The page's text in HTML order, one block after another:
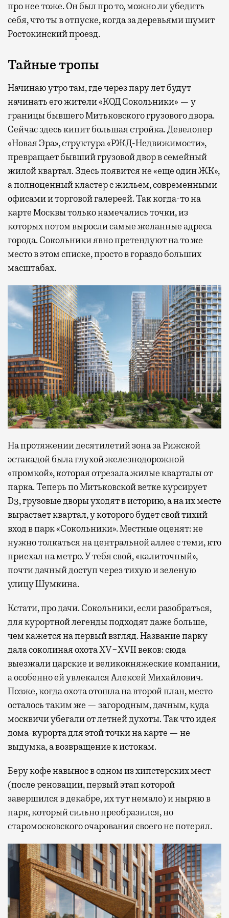
про нее тоже. Он был про то, можно ли убедить
себя, что ты в отпуске, когда за деревьями шумит
Ростокинский проезд.
Тайные тропы
Начинаю утро там, где через пару лет будут
начинать его жители «КОД Сокольники» — у
границы бывшего Митьковского грузового двора.
Сейчас здесь кипит большая стройка. Девелопер
«Новая Эра», структура «РЖД-Недвижимости»,
превращает бывший грузовой двор в семейный
жилой квартал. Здесь появится не «еще один ЖК»,
а полноценный кластер с жильем, современными
офисами и торговой галереей. Так когда-то на
карте Москвы только намечались точки, из
которых потом выросли самые желанные адреса
города. Сокольники явно претендуют на то же
место в этом списке, просто в гораздо больших
масштабах.
На протяжении десятилетий зона за Рижской
эстакадой была глухой железнодорожной
«промкой», которая отрезала жилые кварталы от
парка. Теперь по Митьковской ветке курсирует
D3, грузовые дворы уходят в историю, а на их месте
вырастает квартал, у которого будет свой тихий
вход в парк «Сокольники». Местные оценят: не
нужно толкаться на центральной аллее с теми, кто
приехал на метро. У тебя свой, «калиточный»,
почти дачный доступ через тихую и зеленую
улицу Шумкина.
Кстати, про дачи. Сокольники, если разобраться,
для курортной легенды подходят даже больше,
чем кажется на первый взгляд. Название парку
дала соколиная охота XV−XVII веков: сюда
выезжали царские и великокняжеские компании,
а особенно ей увлекался Алексей Михайлович.
Позже, когда охота отошла на второй план, место
осталось таким же — загородным, дачным, куда
москвичи убегали от летней духоты. Так что идея
дома-курорта для этой точки на карте — не
выдумка, а возвращение к истокам.
Беру кофе навынос в одном из хипстерских мест
(после реновации, первый этап которой
завершился в декабре, их тут немало) и ныряю в
парк, который сильно преобразился, но
старомосковского очарования своего не потерял.